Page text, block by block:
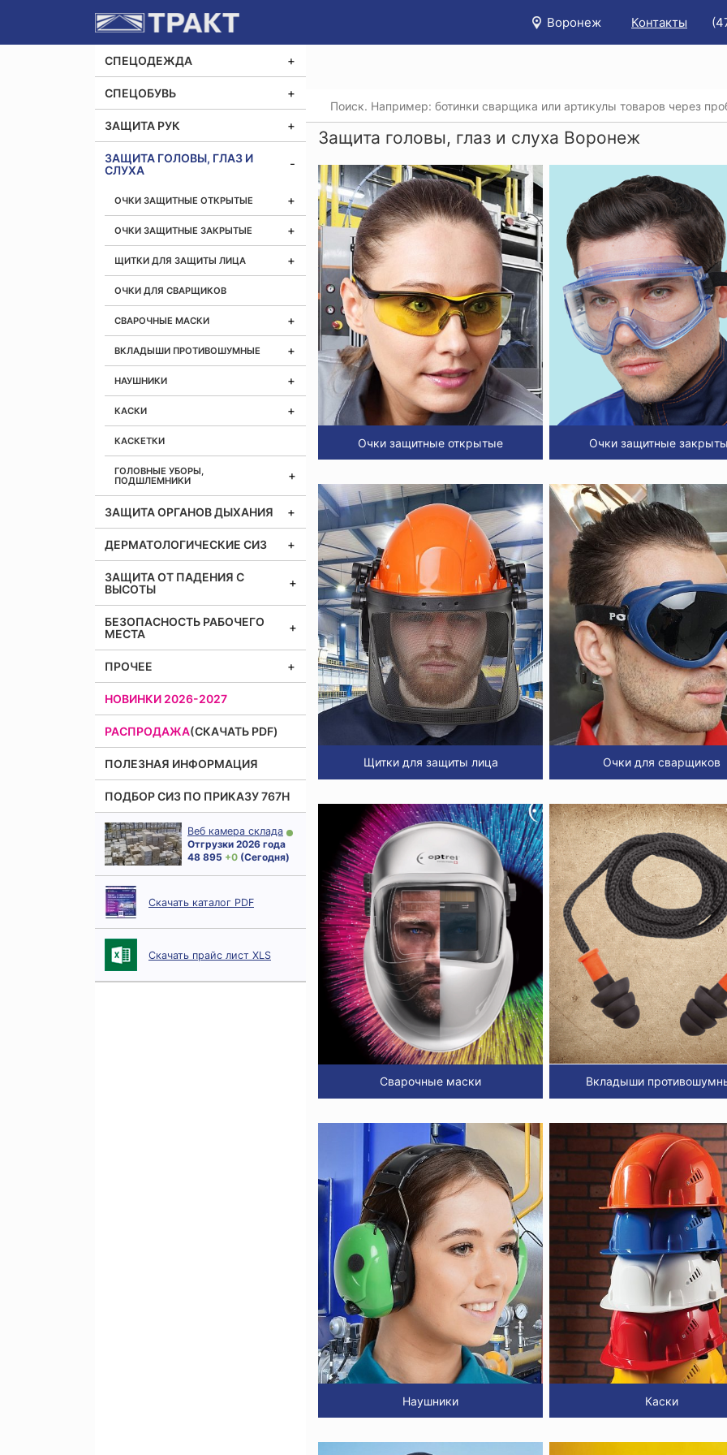
Воронеж Контакты
СПЕЦОДЕЖДА
СПЕЦОБУВЬ
ЗАЩИТА РУК
ЗАЩИТА ГОЛОВЫ, ГЛАЗ И
СЛУХА
ОЧКИ ЗАЩИТНЫЕ ОТКРЫТЫЕ
ОЧКИ ЗАЩИТНЫЕ ЗАКРЫТЫЕ
ЩИТКИ ДЛЯ ЗАЩИТЫ ЛИЦА
ОЧКИ ДЛЯ СВАРЩИКОВ
СВАРОЧНЫЕ МАСКИ
ВКЛАДЫШИ ПРОТИВОШУМНЫЕ
НАУШНИКИ
КАСКИ
КАСКЕТКИ
ГОЛОВНЫЕ УБОРЫ,
ПОДШЛЕМНИКИ
ЗАЩИТА ОРГАНОВ ДЫХАНИЯ
ДЕРМАТОЛОГИЧЕСКИЕ СИЗ
ЗАЩИТА ОТ ПАДЕНИЯ С
ВЫСОТЫ
БЕЗОПАСНОСТЬ РАБОЧЕГО
МЕСТА
ПРОЧЕЕ
НОВИНКИ 2026-2027
РАСПРОДАЖА(СКАЧАТЬ PDF)
ПОЛЕЗНАЯ ИНФОРМАЦИЯ
ПОДБОР СИЗ ПО ПРИКАЗУ 767Н
Веб камера склада
Отгрузки 2026 года
48 895 + 0 (Сегодня)
Скачать каталог PDF
Скачать прайс лист XLS
Защита головы, глаз и слуха Воронеж
Очки защитные открытые Очки защитные
Щитки для защиты лица Очки для сварщиков
Сварочные маски Вкладыши
Наушники Каски